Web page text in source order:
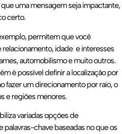
uma mensagem seja impactante,
certo.
permitem que você
idade e interesses
automobilismo e muito outros.
é possível definir a localização por
fazer um direcionamento por raio, o
e regiões menores.
variadas opções de
palavras-chave baseadas no que os